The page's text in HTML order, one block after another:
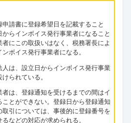
請書に登録希望日を記載すること
らインボイス発行事業者になること
にこの取扱いはなく、税務署長によ
ボイス発行事業者になる。
は、設立日からインボイス発行事業
られている。
は、登録通知を受けるまでの間はイ
ことができない。登録日から登録通知
取引については、事後的に登録番号を
などの対応が求められる。